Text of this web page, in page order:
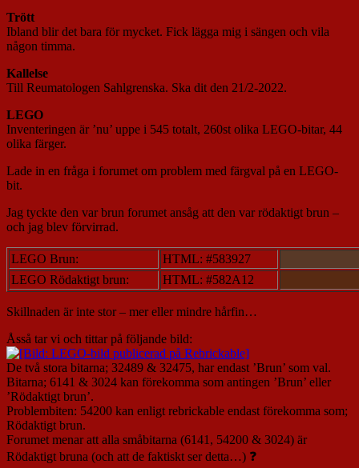
Trött
Ibland blir det bara för mycket. Fick lägga mig i sängen och vila
någon timma.
Kallelse
Till Reumatologen Sahlgrenska. Ska dit den 21/2-2022.
LEGO
Inventeringen är ’nu’ uppe i 545 totalt, 260st olika LEGO-bitar, 44
olika färger.
Lade in en fråga i forumet om problem med färgval på en LEGO-
bit.
Jag tyckte den var brun forumet ansåg att den var rödaktigt brun –
och jag blev förvirrad.
LEGO Brun:
HTML: #583927
LEGO Rödaktigt brun:
HTML: #582A12
Skillnaden är inte stor – mer eller mindre hårfin…
Åsså tar vi och tittar på följande bild:
De två stora bitarna; 32489 & 32475, har endast ’Brun’ som val.
Bitarna; 6141 & 3024 kan förekomma som antingen ’Brun’ eller
’Rödaktigt brun’.
Problembiten: 54200 kan enligt rebrickable endast förekomma som;
Rödaktigt brun.
Forumet menar att alla småbitarna (6141, 54200 & 3024) är
Rödaktigt bruna (och att de faktiskt ser detta…) ❓